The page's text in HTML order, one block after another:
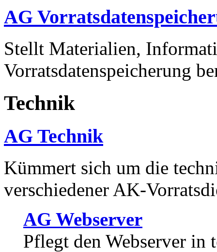
AG
Stellt Materialien,
Vorratsdatenspeicherung
Technik
AG Technik
Kümmert sich um die
verschiedener AK-
AG Webserver
Pflegt den Webserver in